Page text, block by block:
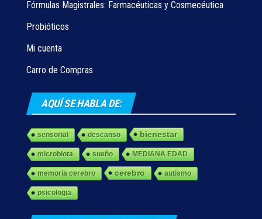
Fórmulas Magistrales: Farmacéuticas y Cosmecéutica
Probióticos
Mi cuenta
Carro de Compras
AQUÍ SE HABLA DE:
sensorial descanso bienestar
microbiota sueño MEDIANA EDAD
memoria cerebro cerebro autismo
psicologia